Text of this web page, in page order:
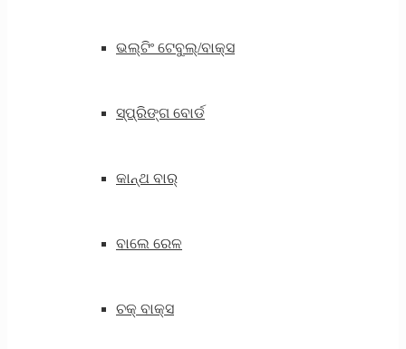
ଭଲ୍ଟିଂ ଟେବୁଲ୍/ବାକ୍ସ
ସ୍ପ୍ରିଙ୍ଗ ବୋର୍ଡ
କାନ୍ଥ ବାର୍
ବାଲେ ରେଳ
ଚକ୍ ବାକ୍ସ